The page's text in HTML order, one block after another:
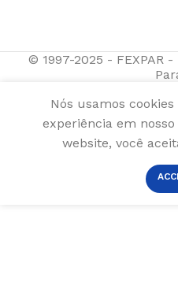
© 1997-2025 - FEXPAR
Nós usamos
experiência em
website, você